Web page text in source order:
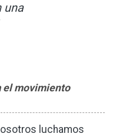
una
el movimiento
luchamos